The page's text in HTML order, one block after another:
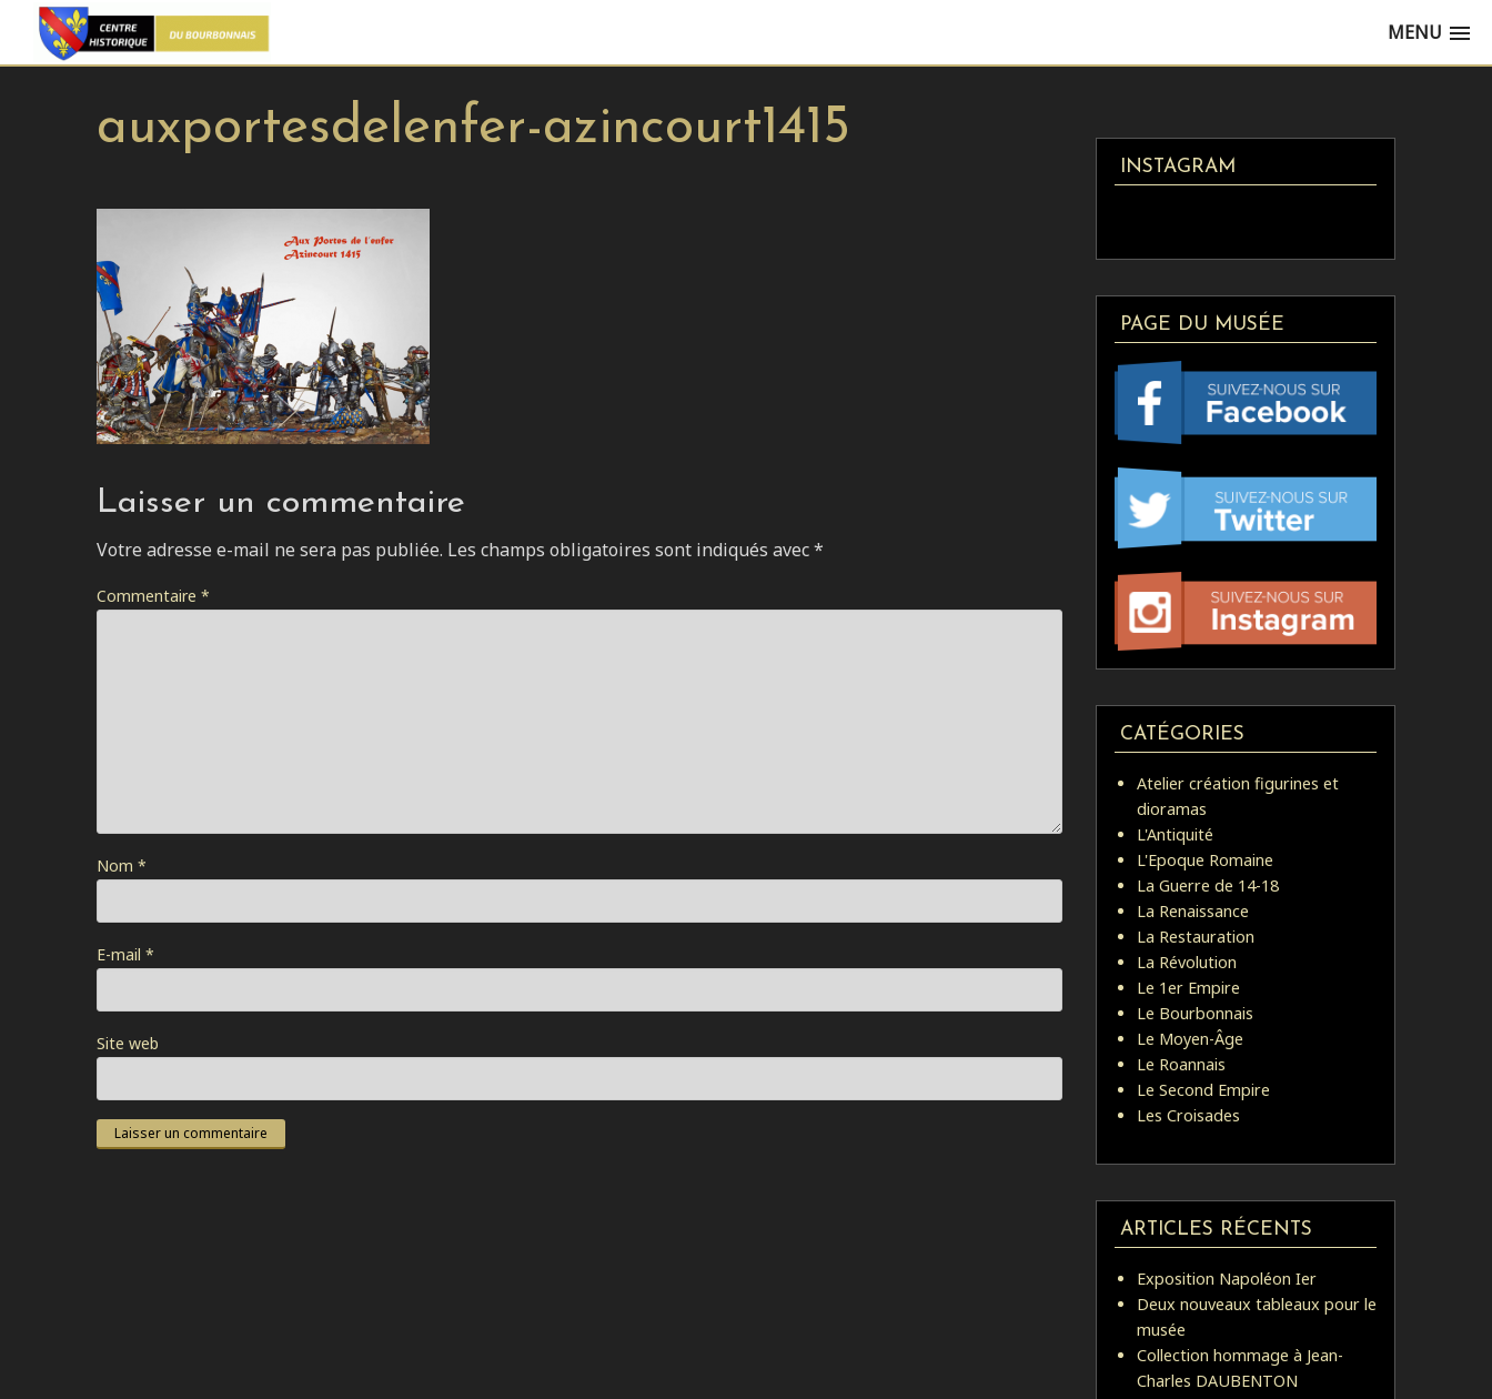
MENU
auxportesdelenfer-azincourt1415
Laisser un commentaire
Votre adresse e-mail ne sera pas publiée. Les champs obligatoires sont indiqués avec*
Commentaire *
Nom *
E-mail *
Site web
INSTAGRAM
PAGE DU MUSÉE
CATÉGORIES
Atelier création figurines et
dioramas
L'Antiquité
L'Epoque Romaine
La Guerre de 14-18
La Renaissance
La Restauration
La Révolution
Le 1er Empire
Le Bourbonnais
Le Moyen-Âge
Le Roannais
Le Second Empire
Les Croisades
ARTICLES RÉCENTS
Exposition Napoléon Ier
Deux nouveaux tableaux pour le
musée
Collection hommage à Jean-
Charles DAUBENTON